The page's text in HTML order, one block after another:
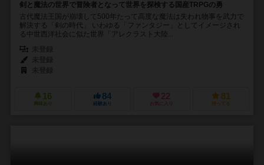
剣と魔法の世界で冒険者となって世界を探検する国産TRPGの勇
古代魔法王国が崩壊して500年たって高度な魔法は失われ物事を武力で
解決する「剣の時代」 いわゆる「ファンタジー」としてイメージされ
る中世西洋社会に似た世界「アレクラスト大陸...
16
興味あり
84
経験あり
22
お気に入り
81
持ってる